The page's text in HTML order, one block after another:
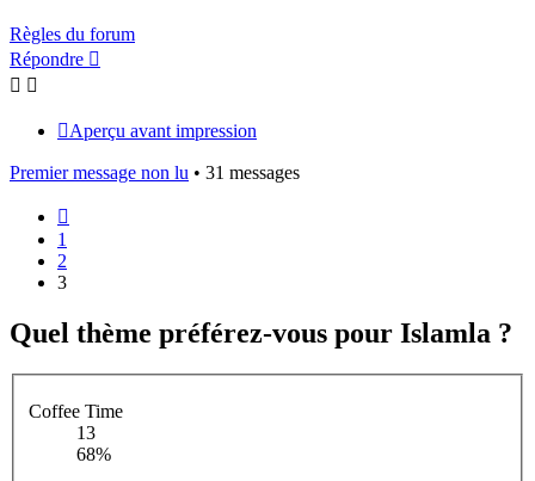
Règles du forum
Répondre
Aperçu avant impression
Premier message non lu • 31 messages
1
2
3
Quel thème préférez-vous pour Islamla ?
Coffee Time
13
68%